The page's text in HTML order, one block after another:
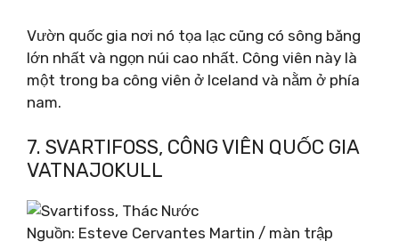
Vườn quốc gia nơi nó tọa lạc cũng có sông băng
lớn nhất và ngọn núi cao nhất. Công viên này là
một trong ba công viên ở Iceland và nằm ở phía
nam.
7. SVARTIFOSS, CÔNG VIÊN QUỐC GIA
VATNAJOKULL
Nguồn: Esteve Cervantes Martin / màn trập